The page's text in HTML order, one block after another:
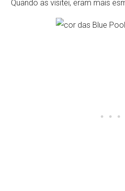
Quando as visitei, eram mais